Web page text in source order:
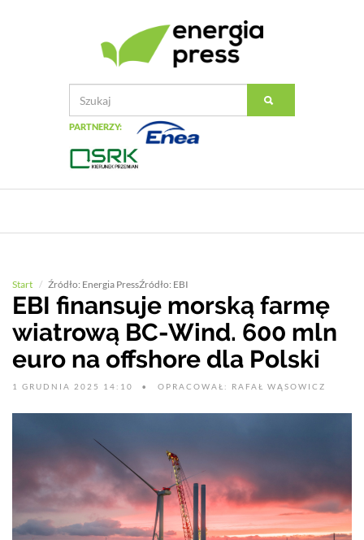
PARTNERZY:
Start Źródło: Energia PressŹródło: EBI
EBI finansuje morską farmę
wiatrową BC-Wind. 600 mln
euro na offshore dla Polski
1 GRUDNIA 2025 14:10 OPRACOWAŁ: RAFAŁ WĄSOWICZ